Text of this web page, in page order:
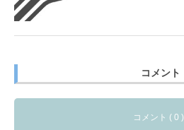
コメント
コメント ( 0 )